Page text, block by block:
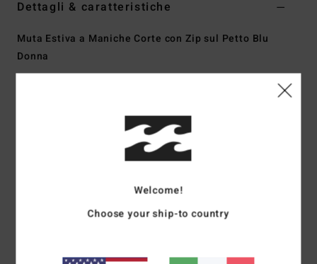
Dettagli & caratteristiche
Muta Estiva a Maniche Corte con Zip sul Petto Blu
Donna
tessuto esterno Superflex Recycler, realizzato
al 100% con fibre riciclate
Schiuma di neoprene: schiuma Superlight parzialmente
Welcome!
Choose your ship-to country